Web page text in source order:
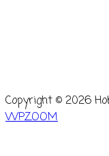
Copyright © 2026
WPZOOM